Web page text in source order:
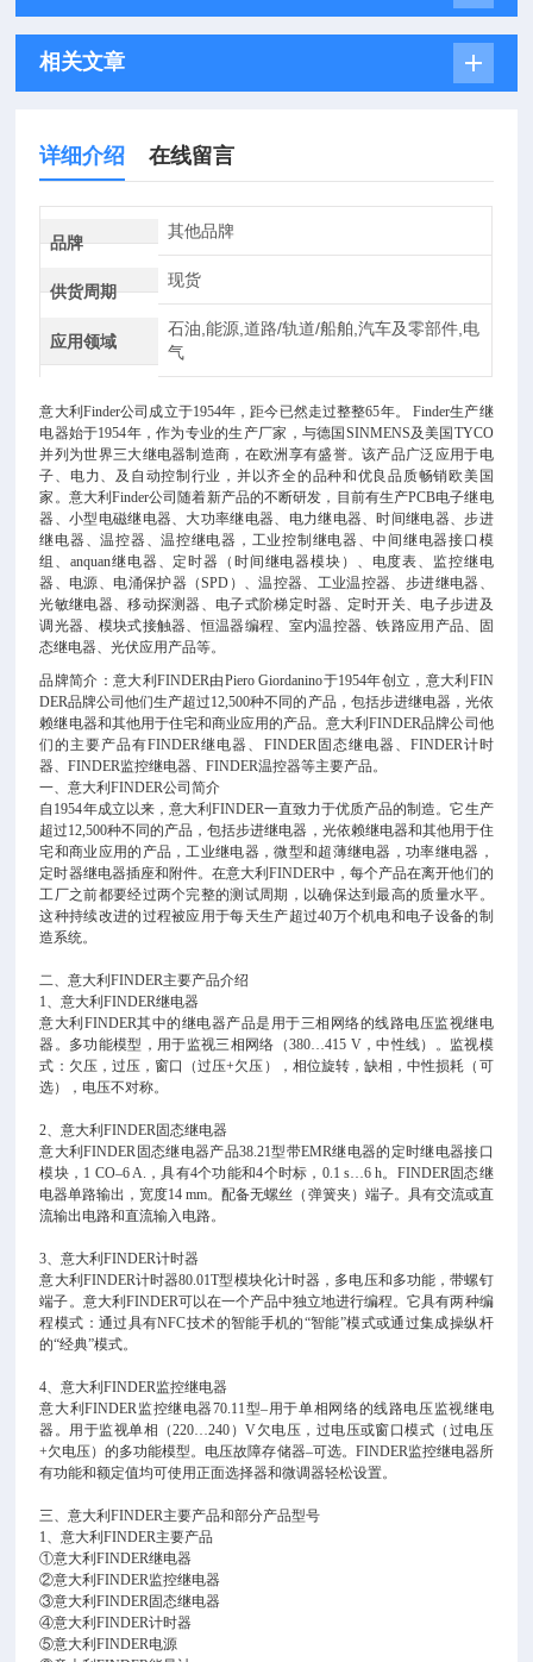
相关文章
详细介绍 在线留言
品牌
其他品牌
供货周期
现货
应用领域
石油,能源,道路/轨道/船舶,汽车及零部件,电
气
意大利 Finder公司成立于1954年，距今已然走过整整65年。Finder生产继
电器始于1954年，作为专业的生产厂家，与德国SINMENS及美国TYCO
并列为世界三大继电器制造商，在欧洲享有盛誉。该产品广泛应用于电
子、电力、及自动控制行业，并以齐全的品种和优良品质畅销欧美国
家。意大利Finder公司随着新产品的不断研发，目前有生产PCB电子继电
器、小型电磁继电器、大功率继电器、电力继电器、时间继电器、步进
继电器、温控器、温控继电器，工业控制继电器、中间继电器接口模
组、anquan继电器、定时器（时间继电器模块）、电度表、监控继电
器、电源、电涌保护器（SPD）、温控器、工业温控器、步进继电器、
光敏继电器、移动探测器、电子式阶梯定时器、定时开关、电子步进及
调光器、模块式接触器、恒温器编程、室内温控器、铁路应用产品、固
态继电器、光伏应用产品等。
品牌简介：意大利FINDER由Piero Giordanino于1954年创立，意大利FIN
DER品牌公司他们生产超过12,500种不同的产品，包括步进继电器，光依
赖继电器和其他用于住宅和商业应用的产品。意大利FINDER品牌公司他
们的主要产品有FINDER继电器、FINDER固态继电器、FINDER计时
器、FINDER监控继电器、FINDER温控器等主要产品。
一、意大利FINDER公司简介
自 1954年成立以来，意大利FINDER一直致力于优质产品的制造。它生产
超过12,500种不同的产品，包括步进继电器，光依赖继电器和其他用于住
宅和商业应用的产品，工业继电器，微型和超薄继电器，功率继电器，
定时器继电器插座和附件。在意大利FINDER中，每个产品在离开他们的
工厂之前都要经过两个完整的测试周期，以确保达到最高的质量水平。
这种持续改进的过程被应用于每天生产超过40万个机电和电子设备的制
造系统。
二、意大利FINDER主要产品介绍
1、意大利FINDER继电器
意大利 FINDER其中的继电器产品是用于三相网络的线路电压监视继电
器。多功能模型，用于监视三相网络（380…415 V，中性线）。监视模
式：欠压，过压，窗口（过压+欠压），相位旋转，缺相，中性损耗（可
选），电压不对称。
2、意大利FINDER固态继电器
意大利FINDER固态继电器产品38.21型带EMR继电器的定时继电器接口
模块，1 CO–6 A.，具有4个功能和4个时标，0.1 s…6 h。FINDER固态继
电器单路输出，宽度14 mm。配备无螺丝（弹簧夹）端子。具有交流或直
流输出电路和直流输入电路。
3、意大利FINDER计时器
意大利 FINDER计时器80.01T型模块化计时器，多电压和多功能，带螺钉
端子。意大利FINDER可以在一个产品中独立地进行编程。它具有两种编
程模式：通过具有NFC技术的智能手机的“智能”模式或通过集成操纵杆
的“经典”模式。
4、意大利FINDER监控继电器
意大利FINDER监控继电器70.11型–用于单相网络的线路电压监视继电
器。用于监视单相（220…240）V欠电压，过电压或窗口模式（过电压
+欠电压）的多功能模型。电压故障存储器–可选。FINDER监控继电器所
有功能和额定值均可使用正面选择器和微调器轻松设置。
三、意大利FINDER主要产品和部分产品型号
1、意大利FINDER主要产品
①意大利FINDER继电器
②意大利FINDER监控继电器
③意大利FINDER固态继电器
④意大利FINDER计时器
⑤意大利FINDER电源